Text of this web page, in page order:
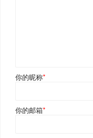
你的昵称*
你的邮箱*